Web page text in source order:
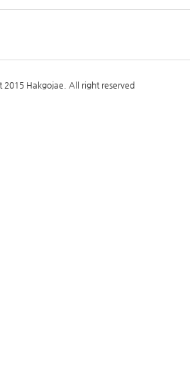
2015 Hakgojae. All right reserved